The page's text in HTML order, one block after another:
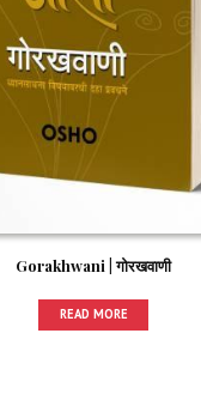
Gorakhwani | गोरखवाणी
READ MORE